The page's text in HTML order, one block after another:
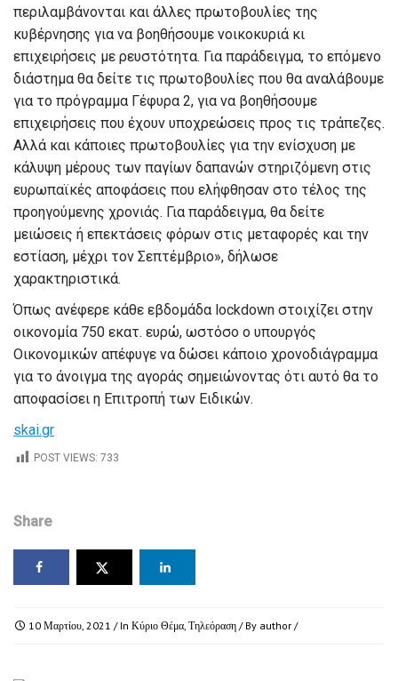
περιλαμβάνονται και άλλες πρωτοβουλίες της
κυβέρνησης για να βοηθήσουμε νοικοκυριά κι
επιχειρήσεις με ρευστότητα. Για παράδειγμα, το επόμενο
διάστημα θα δείτε τις πρωτοβουλίες που θα αναλάβουμε
για το πρόγραμμα Γέφυρα 2, για να βοηθήσουμε
επιχειρήσεις που έχουν υποχρεώσεις προς τις τράπεζες.
Αλλά και κάποιες πρωτοβουλίες για την ενίσχυση με
κάλυψη μέρους των παγίων δαπανών στηριζόμενη στις
ευρωπαϊκές αποφάσεις που ελήφθησαν στο τέλος της
προηγούμενης χρονιάς. Για παράδειγμα, θα δείτε
μειώσεις ή επεκτάσεις φόρων στις μεταφορές και την
εστίαση, μέχρι τον Σεπτέμβριο», δήλωσε
χαρακτηριστικά.
Όπως ανέφερε κάθε εβδομάδα lockdown στοιχίζει στην
οικονομία 750 εκατ. ευρώ, ωστόσο ο υπουργός
Οικονομικών απέφυγε να δώσει κάποιο χρονοδιάγραμμα
για το άνοιγμα της αγοράς σημειώνοντας ότι αυτό θα το
αποφασίσει η Επιτροπή των Ειδικών.
skai.gr
POST VIEWS: 733
Share
10 Μαρτίου, 2021 / In Κύριο Θέμα, Τηλεόραση / By author /